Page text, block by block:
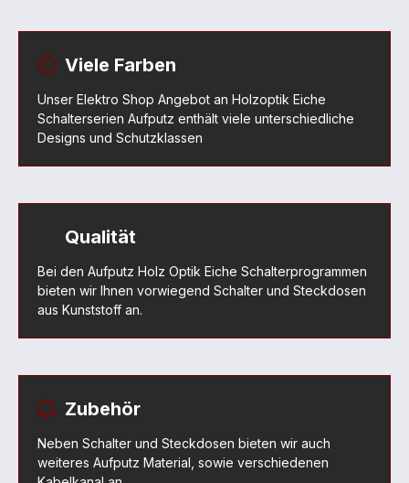
Viele Farben
Unser Elektro Shop Angebot an Holzoptik Eiche
Schalterserien Aufputz enthält viele unterschiedliche
Designs und Schutzklassen
Qualität
Bei den Aufputz Holz Optik Eiche Schalterprogrammen
bieten wir Ihnen vorwiegend Schalter und Steckdosen
aus Kunststoff an.
Zubehör
Neben Schalter und Steckdosen bieten wir auch
weiteres Aufputz Material, sowie verschiedenen